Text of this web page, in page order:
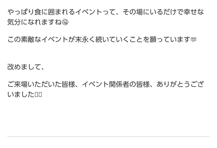
やっぱり食に囲まれるイベントって、その場にいるだけで幸せな
気分になれますね🤤
この素敵なイベントが末永く続いていくことを願っています🫶
改めまして、
ご来場いただいた皆様、イベント関係者の皆様、ありがとうござ
いました🙆‍♀️